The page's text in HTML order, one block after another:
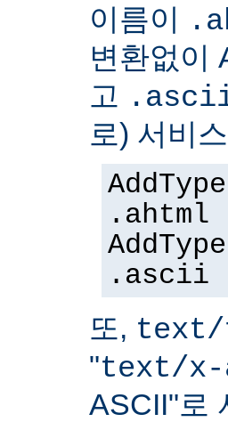
이름이
변환없이
고
로) 서비
.ahtml
.ascii
또, text/
"text/
ASCII"로